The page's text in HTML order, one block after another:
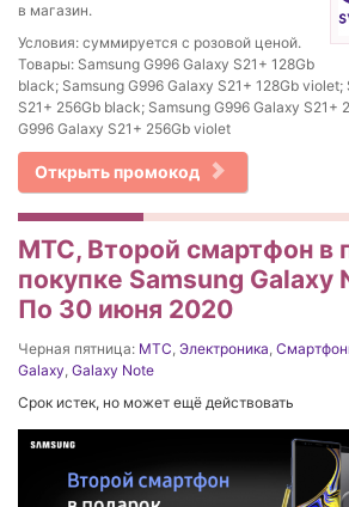
в магазин.
Условия: суммируется с розовой ценой.
Товары: Samsung G996 Galaxy S21+ 128Gb
black; Samsung G996 Galaxy S21+ 128Gb violet;
S21+ 256Gb black; Samsung G996 Galaxy S21+
G996 Galaxy S21+ 256Gb violet
Открыть промокод
МТС, Второй смартфон в
покупке Samsung Galaxy
По 30 июня 2020
Черная пятница: МТС, Электроника,
Galaxy, Galaxy Note
Срок истек, но может ещё действовать